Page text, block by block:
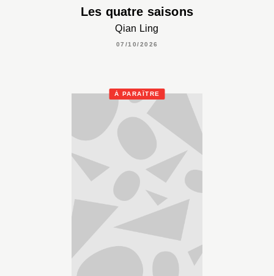
Les quatre saisons
Qian Ling
07/10/2026
À PARAÎTRE